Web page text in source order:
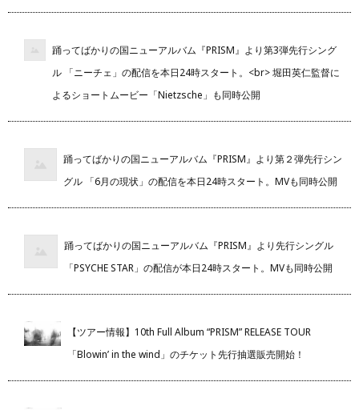
踊ってばかりの国ニューアルバム『PRISM』より第3弾先行シング
ル 「ニーチェ」の配信を本日24時スタート。<br> 堀田英仁監督に
よるショートムービー「Nietzsche」も同時公開
踊ってばかりの国ニューアルバム『PRISM』より第２弾先行シン
グル 「6月の現状」の配信を本日24時スタート。MVも同時公開
踊ってばかりの国ニューアルバム『PRISM』より先行シングル
「PSYCHE STAR」の配信が本日24時スタート。MVも同時公開
【ツアー情報】10th Full Album “PRISM” RELEASE TOUR
「Blowin’ in the wind」のチケット先行抽選販売開始！